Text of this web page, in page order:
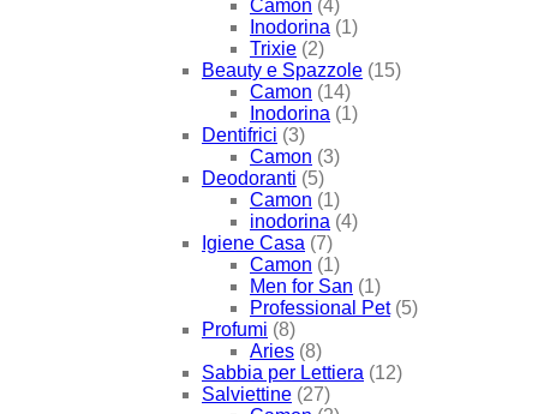
Camon (4)
Inodorina (1)
Trixie (2)
Beauty e Spazzole (15)
Camon (14)
Inodorina (1)
Dentifrici (3)
Camon (3)
Deodoranti (5)
Camon (1)
inodorina (4)
Igiene Casa (7)
Camon (1)
Men for San (1)
Professional Pet (5)
Profumi (8)
Aries (8)
Sabbia per Lettiera (12)
Salviettine (27)